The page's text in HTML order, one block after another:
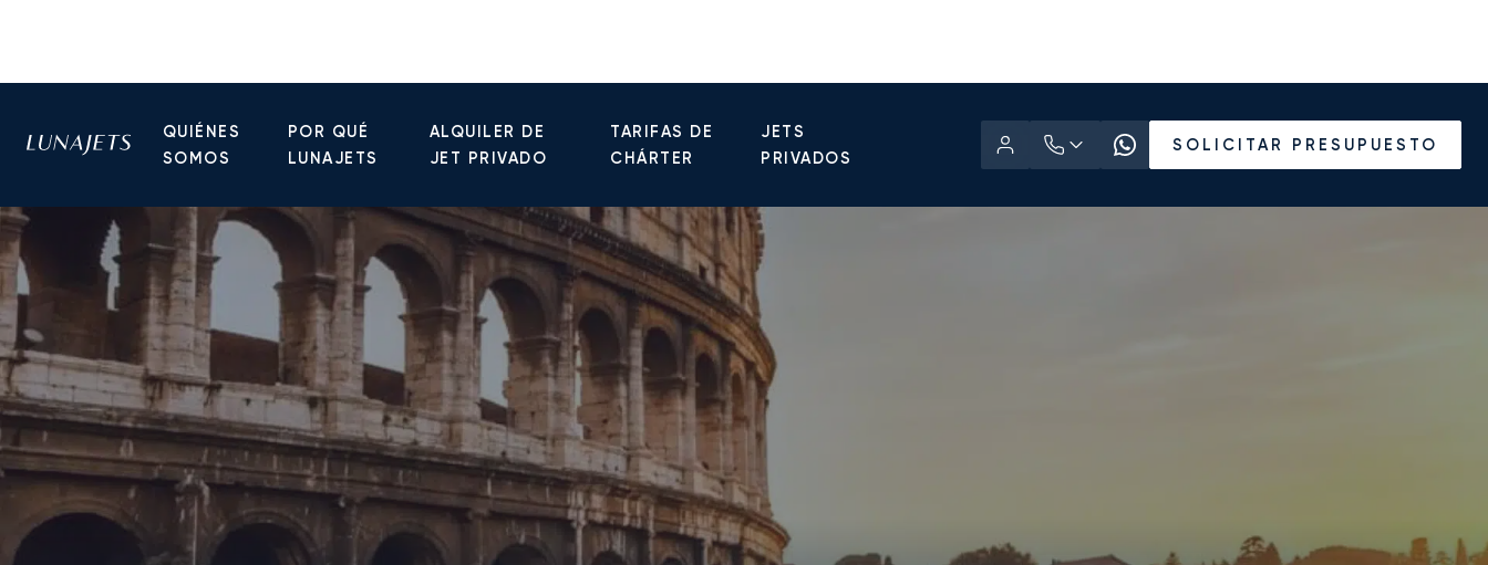
QUIÉNES
SOMOS
POR QUÉ
LUNAJETS
ALQUILER DE
JET PRIVADO
TARIFAS DE
CHÁRTER
JETS
PRIVADOS
SOLICITAR PRESUPUESTO